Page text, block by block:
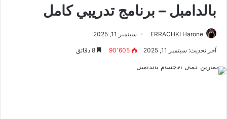
بالدامبل – برنامج تدريبي كامل
ERRACHKI Harone سبتمبر 11, 2025
آخر تحديث: سبتمبر 11, 2025 90٬605